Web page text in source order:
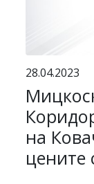
28.04.2023
на
цените